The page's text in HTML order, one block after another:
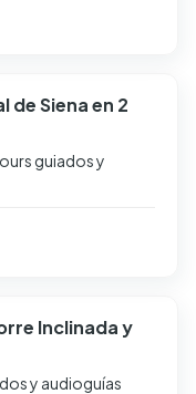
de Siena en 2
guiados y
Inclinada y
y audioguías